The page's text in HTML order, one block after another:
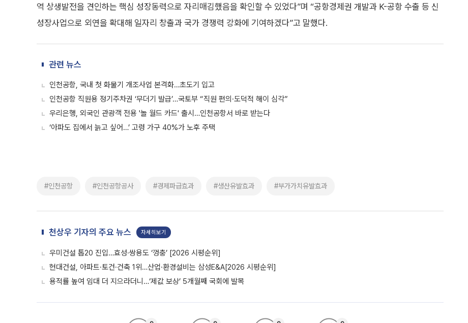
역 상생발전을 견인하는 핵심 성장동력으로 자리매김했음을 확인할 수 있었다”며 “공항경제권 개발과 K-공항 수출 등 신
성장사업으로 외연을 확대해 일자리 창출과 국가 경쟁력 강화에 기여하겠다”고 말했다.
관련 뉴스
인천공항, 국내 첫 화물기 개조사업 본격화…초도기 입고
인천공항 직원용 정기주차권 ‘무더기 발급’…국토부 “직원 편의·도덕적 해이 심각”
우리은행, 외국인 관광객 전용 '놀 월드 카드' 출시…인천공항서 바로 받는다
‘아파도 집에서 늙고 싶어…’ 고령 가구 40%가 노후 주택
#인천공항 #인천공항공사 #경제파급효과 #생산유발효과 #부가가치유발효과
천상우 기자의 주요 뉴스 자세히보기
우미건설 톱20 진입…효성·쌍용도 ‘껑충’ [2026 시평순위]
현대건설, 아파트·토건·건축 1위…산업·환경설비는 삼성E&A[2026 시평순위]
용적률 높여 임대 더 지으라더니…‘제값 보상’ 5개월째 국회에 발목